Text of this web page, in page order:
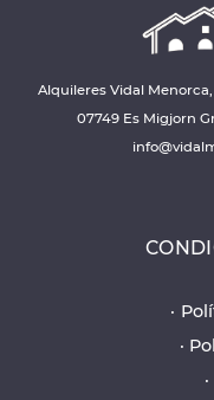
Alquileres Vidal
07749 Es Migjorn